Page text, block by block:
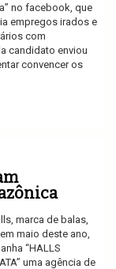
no facebook, que
empregos irados e
com
candidato enviou
convencer os
marca de balas,
maio deste ano,
“HALLS
uma agência de